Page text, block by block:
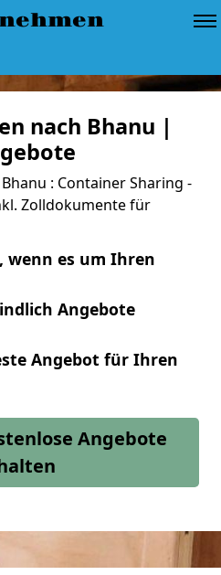
nach Bhanu |
: Container Sharing -
Zolldokumente für
wenn es um Ihren
Angebote
Angebot für Ihren
Angebote